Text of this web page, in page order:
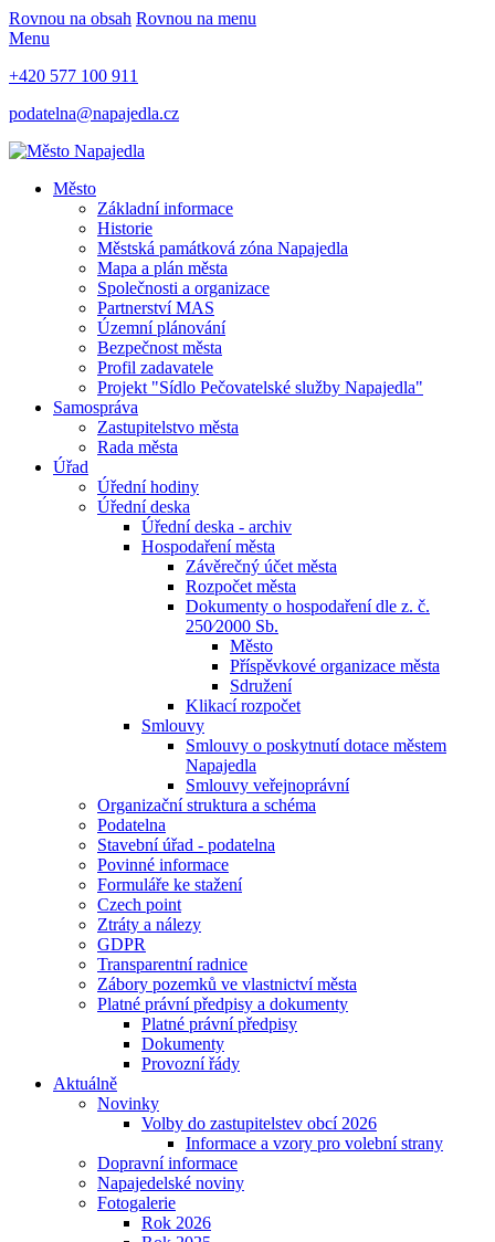
Rovnou na obsah Rovnou na menu
Menu
+420 577 100 911
podatelna@napajedla.cz
Město
Základní informace
Historie
Městská památková zóna Napajedla
Mapa a plán města
Společnosti a organizace
Partnerství MAS
Územní plánování
Bezpečnost města
Profil zadavatele
Projekt "Sídlo Pečovatelské služby Napajedla"
Samospráva
Zastupitelstvo města
Rada města
Úřad
Úřední hodiny
Úřední deska
Úřední deska - archiv
Hospodaření města
Závěrečný účet města
Rozpočet města
Dokumenty o hospodaření dle z. č.
250⁄2000 Sb.
Město
Příspěvkové organizace města
Sdružení
Klikací rozpočet
Smlouvy
Smlouvy o poskytnutí dotace městem
Napajedla
Smlouvy veřejnoprávní
Organizační struktura a schéma
Podatelna
Stavební úřad - podatelna
Povinné informace
Formuláře ke stažení
Czech point
Ztráty a nálezy
GDPR
Transparentní radnice
Zábory pozemků ve vlastnictví města
Platné právní předpisy a dokumenty
Platné právní předpisy
Dokumenty
Provozní řády
Aktuálně
Novinky
Volby do zastupitelstev obcí 2026
Informace a vzory pro volební strany
Dopravní informace
Napajedelské noviny
Fotogalerie
Rok 2026